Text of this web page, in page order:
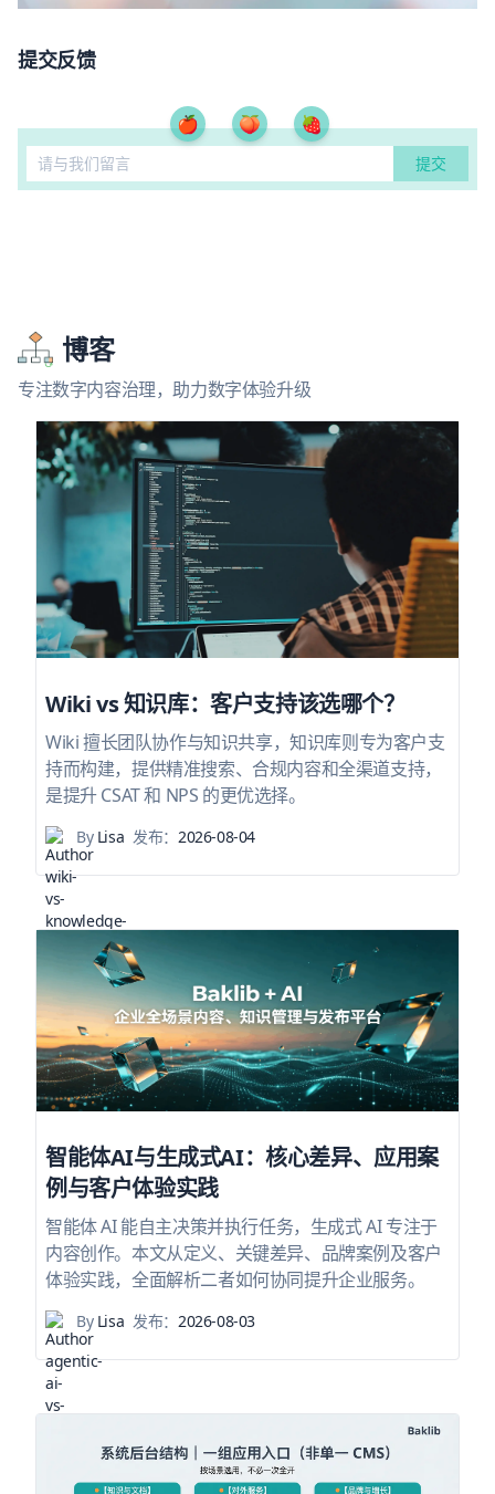
提交反馈
🍎 🍑 🍓
博客
专注数字内容治理，助力数字体验升级
Wiki vs 知识库：客户支持该选哪个？
Wiki 擅长团队协作与知识共享，知识库则专为客户支
持而构建，提供精准搜索、合规内容和全渠道支持，
是提升 CSAT 和 NPS 的更优选择。
ByLisa 发布：2026-08-04
智能体AI与生成式AI：核心差异、应用案
例与客户体验实践
智能体 AI 能自主决策并执行任务，生成式 AI 专注于
内容创作。本文从定义、关键差异、品牌案例及客户
体验实践，全面解析二者如何协同提升企业服务。
ByLisa 发布：2026-08-03